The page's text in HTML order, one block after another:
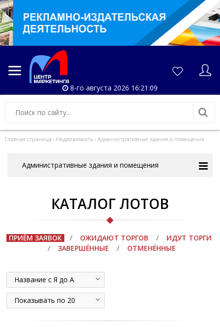
8-го августа 2026 16:21:09
Главная страница › Недвижимость › Административные здания и помещения
Административные здания и помещения
КАТАЛОГ ЛОТОВ
ПРИЁМ ЗАЯВОК / ОЖИДАЮТ ТОРГОВ /
ИДУТ ТОРГИ
/
ЗАВЕРШЁННЫЕ / ОТМЕНЁННЫЕ
Название с Я до А
Показывать по 20